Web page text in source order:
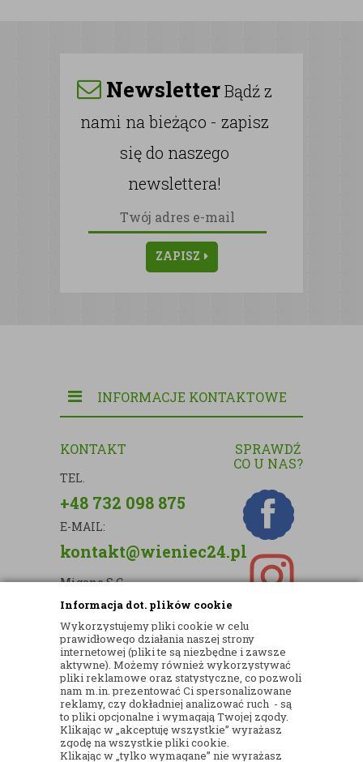
Informacja dot. plików cookie
Wykorzystujemy pliki cookie w celu
prawidłowego działania naszej strony
internetowej (pliki te są niezbędne i zawsze
aktywne). Możemy również wykorzystywać
pliki reklamowe oraz statystyczne, co pozwoli
nam m.in. prezentować Ci spersonalizowane
reklamy, czy dokładniej analizować ruch - są
to pliki opcjonalne i wymagają Twojej zgody.
Klikając w „akceptuję wszystkie” wyrażasz
zgodę na wszystkie pliki cookie.
Klikając w „tylko wymagane” nie wyrażasz
NewsletterBądź z
nami na bieżąco - zapisz
się do naszego
newslettera!
ZAPISZ
INFORMACJE KONTAKTOWE
KONTAKT
TEL.
+48 732 098 875
E-MAIL:
kontakt@wieniec24.pl
Migano S.C.
ul. Kartograficzna 88c/m33
03-290 Warszawa
NIP: 5242813637
REGON: 365874905
Nr konta (mBank):
36 1140 2004 0000 3902 8144 2737
SPRAWDŹ
CO U NAS?